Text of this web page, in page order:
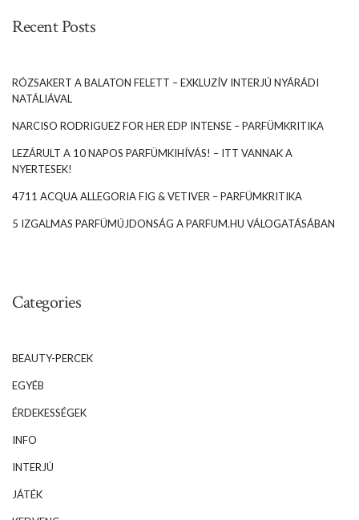
Recent Posts
RÓZSAKERT A BALATON FELETT – EXKLUZÍV INTERJÚ NYÁRÁDI
NATÁLIÁVAL
NARCISO RODRIGUEZ FOR HER EDP INTENSE – PARFÜMKRITIKA
LEZÁRULT A 10 NAPOS PARFÜMKIHÍVÁS! – ITT VANNAK A
NYERTESEK!
4711 ACQUA ALLEGORIA FIG & VETIVER – PARFÜMKRITIKA
5 IZGALMAS PARFÜMÚJDONSÁG A PARFUM.HU VÁLOGATÁSÁBAN
Categories
BEAUTY-PERCEK
EGYÉB
ÉRDEKESSÉGEK
INFO
INTERJÚ
JÁTÉK